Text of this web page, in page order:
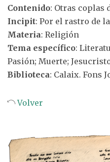
Contenido: Otras coplas
Incipit: Por el rastro de
Materia: Religión
Tema específico:
Pasión; Muerte;
Biblioteca: Calaix. Fons
Volver